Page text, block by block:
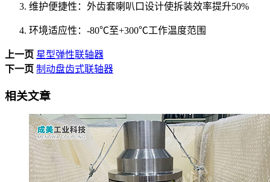
维护便捷性‌：外齿套喇叭口设计使拆装效率提升50%
环境适应性‌：-80℃至+300℃工作温度范围
上一页 星型弹性联轴器
下一页 制动盘齿式联轴器
相关文章